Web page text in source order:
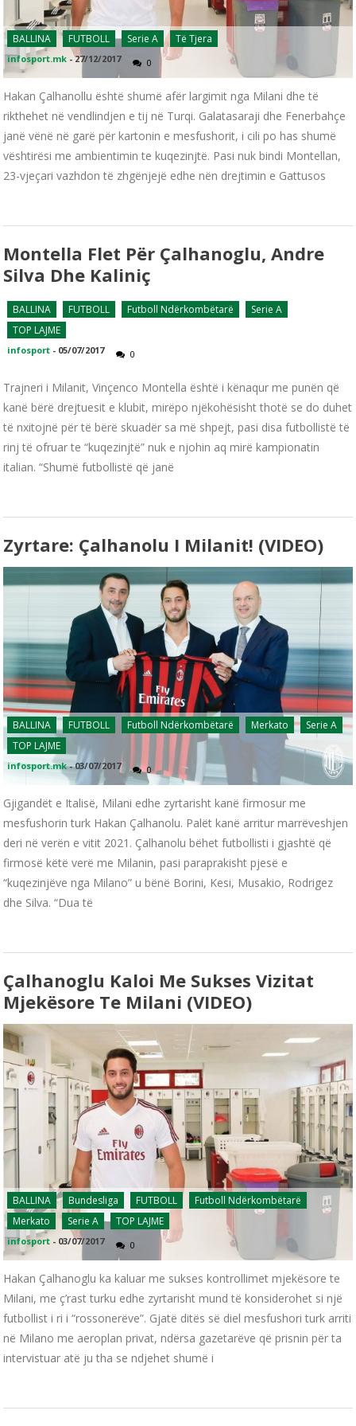
BALLINA FUTBOLL Serie A Të Tjera
infosport.mk -27/12/2017 0
Hakan Çalhanollu është shumë afër largimit nga Milani dhe të
rikthehet në vendlindjen e tij në Turqi. Galatasaraji dhe Fenerbahçe
janë vënë në garë për kartonin e mesfushorit, i cili po has shumë
vështirësi me ambientimin te kuqezinjtë. Pasi nuk bindi Montellan,
23-vjeçari vazhdon të zhgënjejë edhe nën drejtimin e Gattusos
Montella Flet Për Çalhanoglu, Andre
Silva Dhe Kaliniç
BALLINA FUTBOLL Futboll Ndërkombëtarë
Serie A
TOP LAJME
infosport - 05/07/2017 0
Trajneri i Milanit, Vinçenco Montella është i kënaqur me punën që
kanë bërë drejtuesit e klubit, mirëpo njëkohësisht thotë se do duhet
të nxitojnë për të bërë skuadër sa më shpejt, pasi disa futbollistë të
rinj të ofruar te “kuqezinjtë” nuk e njohin aq mirë kampionatin
italian. “Shumë futbollistë që janë
Zyrtare: Çalhanolu I Milanit! (VIDEO)
BALLINA FUTBOLL Futboll Ndërkombëtarë Merkato
Serie A
TOP LAJME
infosport.mk -03/07/2017 0
Gjigandët e Italisë, Milani edhe zyrtarisht kanë firmosur me
mesfushorin turk Hakan Çalhanolu. Palët kanë arritur marrëveshjen
deri në verën e vitit 2021. Çalhanolu bëhet futbollisti i gjashtë që
firmosë këtë verë me Milanin, pasi paraprakisht pjesë e
“kuqezinjëve nga Milano” u bënë Borini, Kesi, Musakio, Rodrigez
dhe Silva. “Dua të
Çalhanoglu Kaloi Me Sukses Vizitat
Mjekësore Te Milani (VIDEO)
BALLINA Bundesliga FUTBOLL
Futboll Ndërkombëtarë
Merkato
Serie A TOP LAJME
infosport - 03/07/2017 0
Hakan Çalhanoglu ka kaluar me sukses kontrollimet mjekësore te
Milani, me ç’rast turku edhe zyrtarisht mund të konsiderohet si një
futbollist i ri i “rossonerëve”. Gjatë ditës së diel mesfushori turk arriti
në Milano me aeroplan privat, ndërsa gazetarëve që prisnin për ta
intervistuar atë ju tha se ndjehet shumë i